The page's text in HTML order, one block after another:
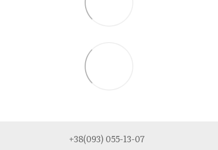
+38(093) 055-13-07